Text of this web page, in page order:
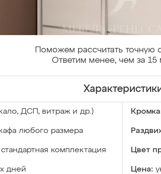
Поможем рассчитать точную
Ответим менее, чем за 15
ДСП, витраж и др.)
любого размера
стандартная комплектация Цвет
дней Цена: